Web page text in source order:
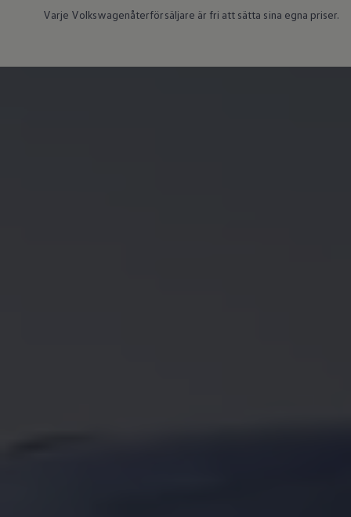
Köpa
Varje Volkswagenåterförsäljare är fri att sätta sina egna priser.